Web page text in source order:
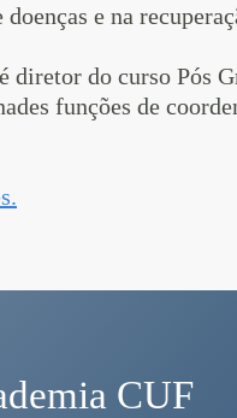
e na
do curso Pós
funções de
CUF